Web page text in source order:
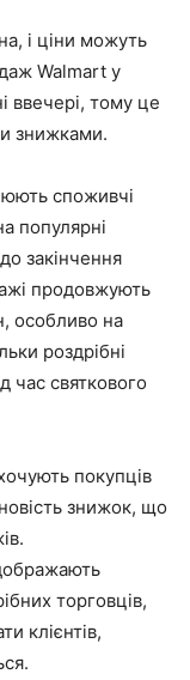
і ціни можуть
Walmart у
ввечері, тому це
знижками.
споживчі
популярні
закінчення
продовжують
особливо на
роздрібні
час святкового
покупців
знижок, що
торговців,
клієнтів,